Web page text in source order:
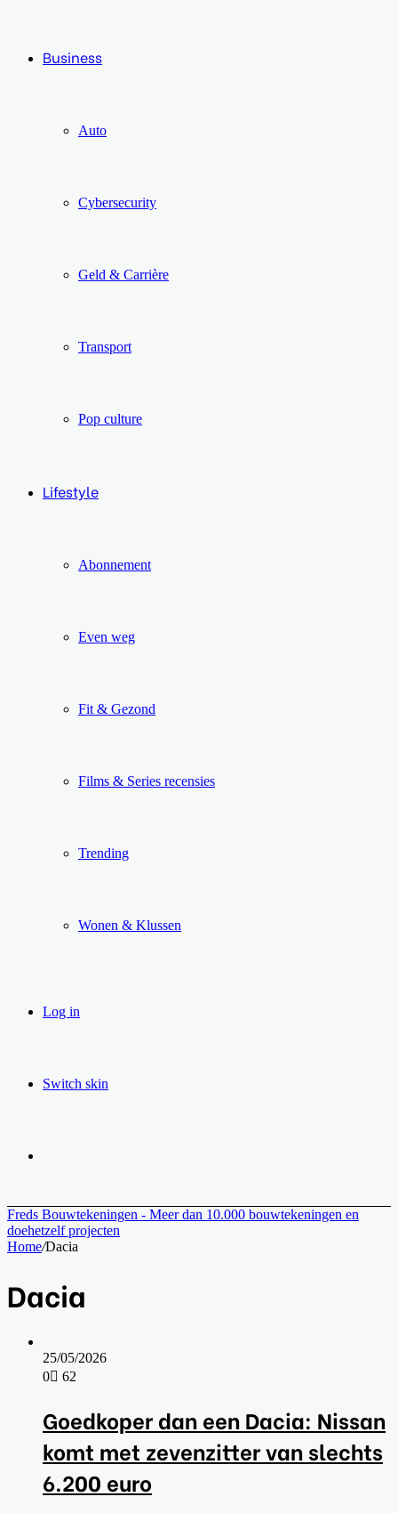
Business
Auto
Cybersecurity
Geld & Carrière
Transport
Pop culture
Lifestyle
Abonnement
Even weg
Fit & Gezond
Films & Series recensies
Trending
Wonen & Klussen
Log in
Switch skin
Freds Bouwtekeningen - Meer dan 10.000 bouwtekeningen en
doehetzelf projecten
Home/Dacia
Dacia
25/05/2026
0
62
Goedkoper dan een Dacia: Nissan
komt met zevenzitter van slechts
6.200 euro